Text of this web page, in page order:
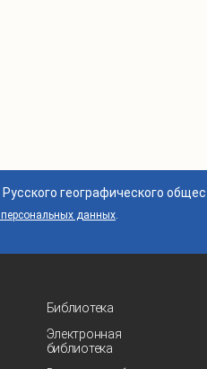
географического
данных.
Библиотека
Электронная
библиотека